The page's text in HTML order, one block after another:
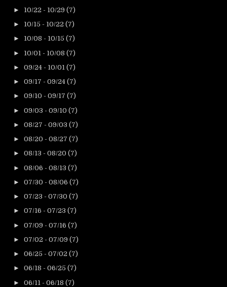
► 10/22 - 10/29 (7)
► 10/15 - 10/22 (7)
► 10/08 - 10/15 (7)
► 10/01 - 10/08 (7)
► 09/24 - 10/01 (7)
► 09/17 - 09/24 (7)
► 09/10 - 09/17 (7)
► 09/03 - 09/10 (7)
► 08/27 - 09/03 (7)
► 08/20 - 08/27 (7)
► 08/13 - 08/20 (7)
► 08/06 - 08/13 (7)
► 07/30 - 08/06 (7)
► 07/23 - 07/30 (7)
► 07/16 - 07/23 (7)
► 07/09 - 07/16 (7)
► 07/02 - 07/09 (7)
► 06/25 - 07/02 (7)
► 06/18 - 06/25 (7)
► 06/11 - 06/18 (7)